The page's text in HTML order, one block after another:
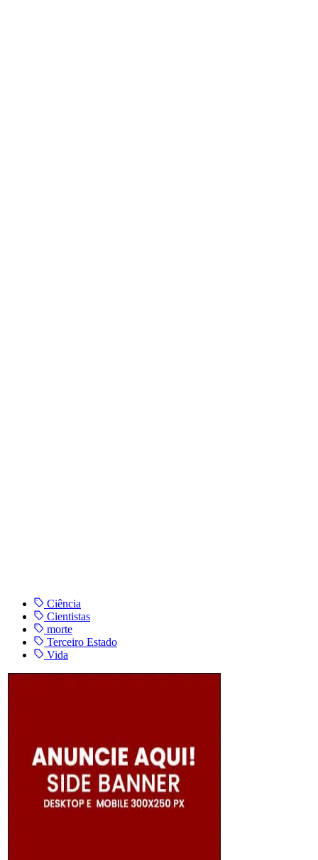
Ciência
Cientistas
morte
Terceiro Estado
Vida